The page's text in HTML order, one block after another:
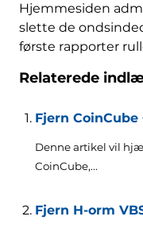
Hjemmesiden
slette de
første rapporter
Relaterede
Fjern
Denne artikel vil
CoinCube,...
Fjern H-orm